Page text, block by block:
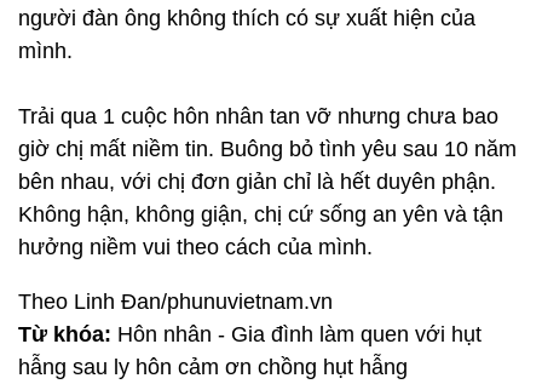
người đàn ông không thích có sự xuất hiện của
mình.
Trải qua 1 cuộc hôn nhân tan vỡ nhưng chưa bao
giờ chị mất niềm tin. Buông bỏ tình yêu sau 10 năm
bên nhau, với chị đơn giản chỉ là hết duyên phận.
Không hận, không giận, chị cứ sống an yên và tận
hưởng niềm vui theo cách của mình.
Theo Linh Đan/phunuvietnam.vn
Từ khóa: Hôn nhân - Gia đình làm quen với hụt
hẫng sau ly hôn cảm ơn chồng hụt hẫng